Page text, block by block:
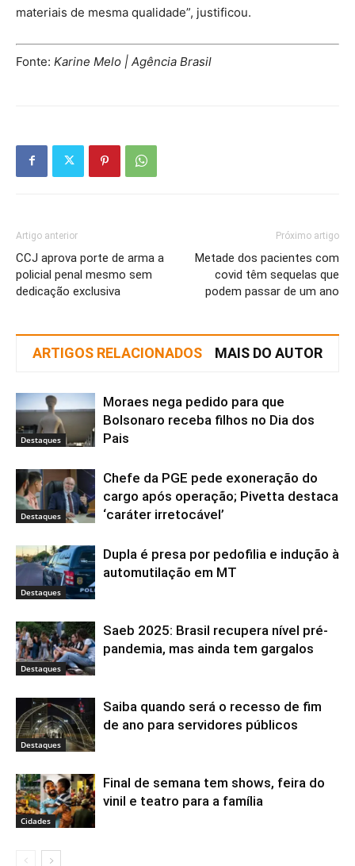
materiais de mesma qualidade”, justificou.
Fonte: Karine Melo | Agência Brasil
Artigo anterior
CCJ aprova porte de arma a
policial penal mesmo sem
dedicação exclusiva
Próximo artigo
Metade dos pacientes com
covid têm sequelas que
podem passar de um ano
ARTIGOS RELACIONADOS MAIS DO AUTOR
Destaques
Moraes nega pedido para que
Bolsonaro receba filhos no Dia dos
Pais
Destaques
Chefe da PGE pede exoneração do
cargo após operação; Pivetta destaca
‘caráter irretocável’
Destaques
Dupla é presa por pedofilia e indução à
automutilação em MT
Destaques
Saeb 2025: Brasil recupera nível pré-
pandemia, mas ainda tem gargalos
Destaques
Saiba quando será o recesso de fim
de ano para servidores públicos
Cidades
Final de semana tem shows, feira do
vinil e teatro para a família